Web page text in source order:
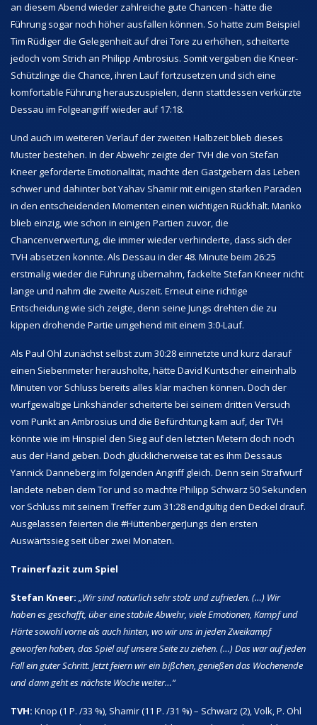
an diesem Abend wieder zahlreiche gute Chancen - hätte die
Führung sogar noch höher ausfallen können. So hatte zum Beispiel
Tim Rüdiger die Gelegenheit auf drei Tore zu erhöhen, scheiterte
jedoch vom Strich an Philipp Ambrosius. Somit vergaben die Kneer-
Schützlinge die Chance, ihren Lauf fortzusetzen und sich eine
komfortable Führung herauszuspielen, denn stattdessen verkürzte
Dessau im Folgeangriff wieder auf 17:18.
Und auch im weiteren Verlauf der zweiten Halbzeit blieb dieses
Muster bestehen. In der Abwehr zeigte der TVH die von Stefan
Kneer geforderte Emotionalität, machte den Gastgebern das Leben
schwer und dahinter bot Yahav Shamir mit einigen starken Paraden
in den entscheidenden Momenten einen wichtigen Rückhalt. Manko
blieb einzig, wie schon in einigen Partien zuvor, die
Chancenverwertung, die immer wieder verhinderte, dass sich der
TVH absetzen konnte. Als Dessau in der 48. Minute beim 26:25
erstmalig wieder die Führung übernahm, fackelte Stefan Kneer nicht
lange und nahm die zweite Auszeit. Erneut eine richtige
Entscheidung wie sich zeigte, denn seine Jungs drehten die zu
kippen drohende Partie umgehend mit einem 3:0-Lauf.
Als Paul Ohl zunächst selbst zum 30:28 einnetzte und kurz darauf
einen Siebenmeter herausholte, hätte David Kuntscher eineinhalb
Minuten vor Schluss bereits alles klar machen können. Doch der
wurfgewaltige Linkshänder scheiterte bei seinem dritten Versuch
vom Punkt an Ambrosius und die Befürchtung kam auf, der TVH
könnte wie im Hinspiel den Sieg auf den letzten Metern doch noch
aus der Hand geben. Doch glücklicherweise tat es ihm Dessaus
Yannick Danneberg im folgenden Angriff gleich. Denn sein Strafwurf
landete neben dem Tor und so machte Philipp Schwarz 50 Sekunden
vor Schluss mit seinem Treffer zum 31:28 endgültig den Deckel drauf.
Ausgelassen feierten die #HüttenbergerJungs den ersten
Auswärtssieg seit über zwei Monaten.
Trainerfazit zum Spiel
Stefan Kneer: „Wir sind natürlich sehr stolz und zufrieden. (…) Wir
haben es geschafft, über eine stabile Abwehr, viele Emotionen, Kampf und
Härte sowohl vorne als auch hinten, wo wir uns in jeden Zweikampf
geworfen haben, das Spiel auf unsere Seite zu ziehen. (…) Das war auf jeden
Fall ein guter Schritt. Jetzt feiern wir ein bißchen, genießen das Wochenende
und dann geht es nächste Woche weiter…“
TVH: Knop (1 P. /33 %), Shamir (11 P. /31 %) – Schwarz (2), Volk, P. Ohl